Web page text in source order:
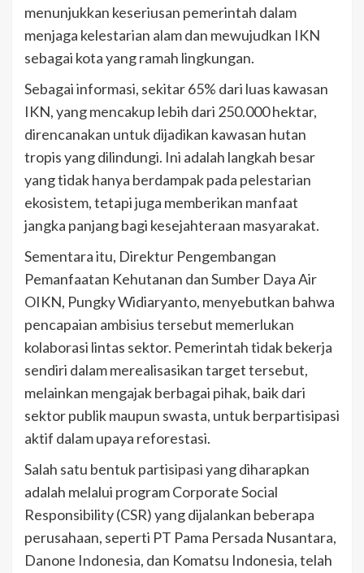
menunjukkan keseriusan pemerintah dalam
menjaga kelestarian alam dan mewujudkan IKN
sebagai kota yang ramah lingkungan.
Sebagai informasi, sekitar 65% dari luas kawasan
IKN, yang mencakup lebih dari 250.000 hektar,
direncanakan untuk dijadikan kawasan hutan
tropis yang dilindungi. Ini adalah langkah besar
yang tidak hanya berdampak pada pelestarian
ekosistem, tetapi juga memberikan manfaat
jangka panjang bagi kesejahteraan masyarakat.
Sementara itu, Direktur Pengembangan
Pemanfaatan Kehutanan dan Sumber Daya Air
OIKN, Pungky Widiaryanto, menyebutkan bahwa
pencapaian ambisius tersebut memerlukan
kolaborasi lintas sektor. Pemerintah tidak bekerja
sendiri dalam merealisasikan target tersebut,
melainkan mengajak berbagai pihak, baik dari
sektor publik maupun swasta, untuk berpartisipasi
aktif dalam upaya reforestasi.
Salah satu bentuk partisipasi yang diharapkan
adalah melalui program Corporate Social
Responsibility (CSR) yang dijalankan beberapa
perusahaan, seperti PT Pama Persada Nusantara,
Danone Indonesia, dan Komatsu Indonesia, telah